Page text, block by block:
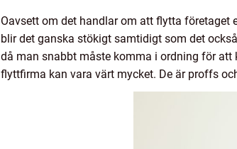
Oavsett om det handlar om att flytta företaget
blir det ganska stökigt samtidigt som det
då man snabbt måste komma i ordning för
flyttfirma kan vara värt mycket. De är proffs